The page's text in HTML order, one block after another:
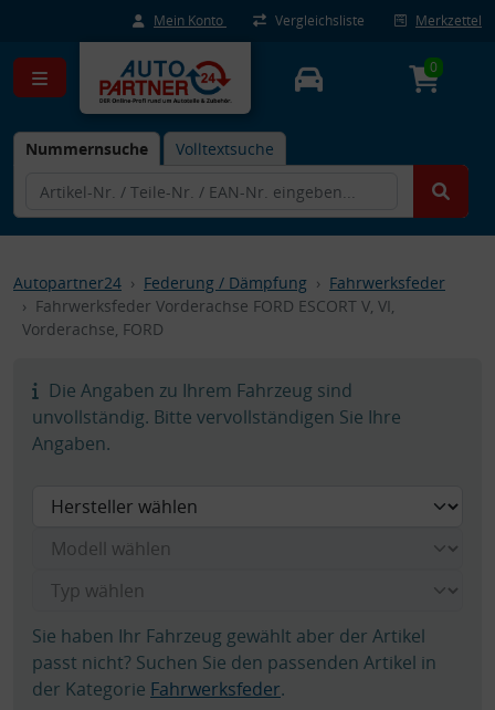
Mein Konto Vergleichsliste Merkzettel
Nummernsuche Volltextsuche
0
Autopartner24 Federung / Dämpfung
Fahrwerksfeder
Fahrwerksfeder Vorderachse FORD ESCORT V, VI,
Vorderachse, FORD
Die Angaben zu Ihrem Fahrzeug sind
unvollständig. Bitte vervollständigen Sie Ihre
Angaben.
Sie haben Ihr Fahrzeug gewählt aber der Artikel
passt nicht? Suchen Sie den passenden Artikel in
der Kategorie Fahrwerksfeder.